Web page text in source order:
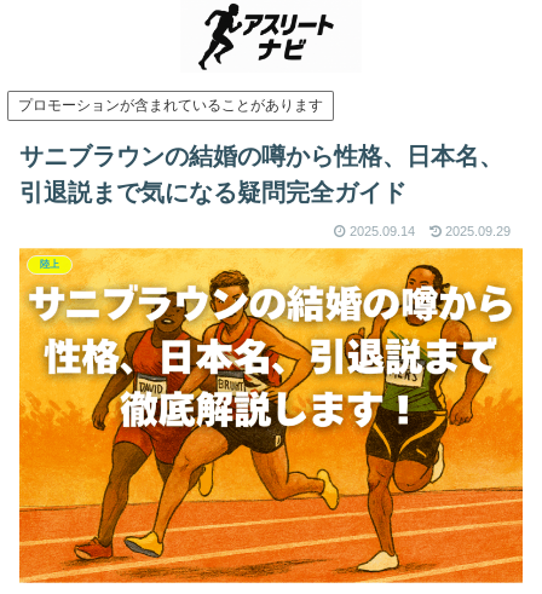
プロモーションが含まれていることがあります
サニブラウンの結婚の噂から性格、日本名、
引退説まで気になる疑問完全ガイド
2025.09.14 2025.09.29
陸上